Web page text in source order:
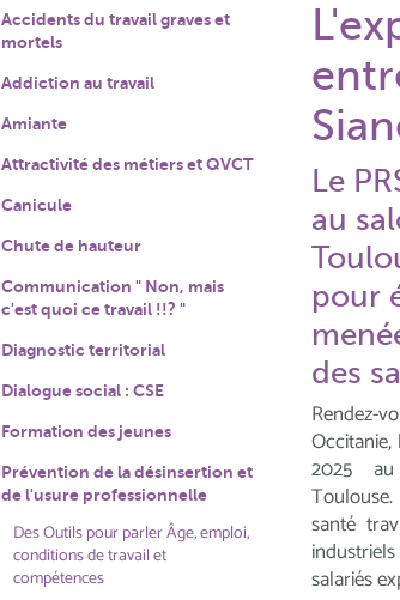
Accidents du travail graves et
mortels
Addiction au travail
Amiante
Attractivité des métiers et QVCT
Canicule
Chute de hauteur
Communication " Non, mais
c'est quoi ce travail !!? "
Diagnostic territorial
Dialogue social : CSE
Formation des jeunes
Prévention de la désinsertion et
de l'usure professionnelle
Des Outils pour parler Âge, emploi,
conditions de travail et
compétences
Le
au
pour
des
Rendez-
2025 au
Toulouse.
santé
salariés